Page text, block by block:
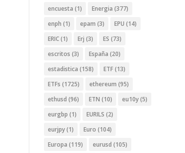
encuesta (1) Energia (377)
enph (1) epam (3) EPU (14)
ERIC(1) Erj (3) ES (73)
escritos (3) España (20)
estadistica (158) ETF(13)
ETFs (1725) ethereum (95)
ethusd (96) ETN (10) eu10y(5)
eurgbp (1) EURILS (2)
eurjpy(1) Euro (104)
Europa (119) eurusd (105)